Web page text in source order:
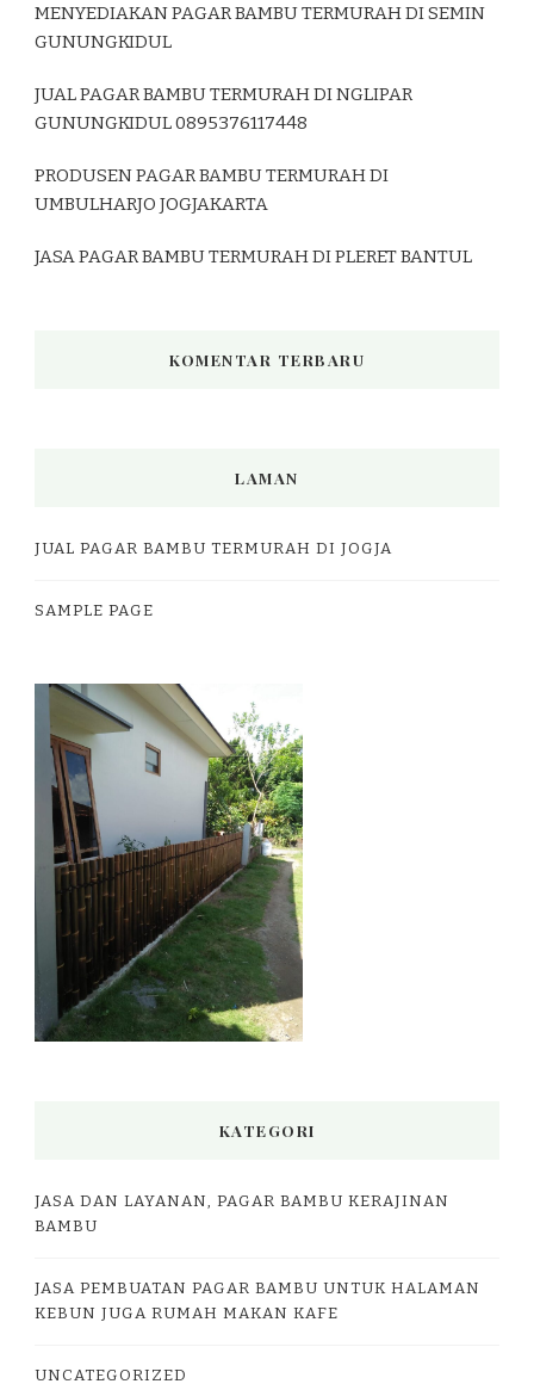
MENYEDIAKAN PAGAR BAMBU TERMURAH DI SEMIN
GUNUNGKIDUL
JUAL PAGAR BAMBU TERMURAH DI NGLIPAR
GUNUNGKIDUL 0895376117448
PRODUSEN PAGAR BAMBU TERMURAH DI
UMBULHARJO JOGJAKARTA
JASA PAGAR BAMBU TERMURAH DI PLERET BANTUL
KOMENTAR TERBARU
LAMAN
JUAL PAGAR BAMBU TERMURAH DI JOGJA
SAMPLE PAGE
KATEGORI
JASA DAN LAYANAN, PAGAR BAMBU KERAJINAN
BAMBU
JASA PEMBUATAN PAGAR BAMBU UNTUK HALAMAN
KEBUN JUGA RUMAH MAKAN KAFE
UNCATEGORIZED